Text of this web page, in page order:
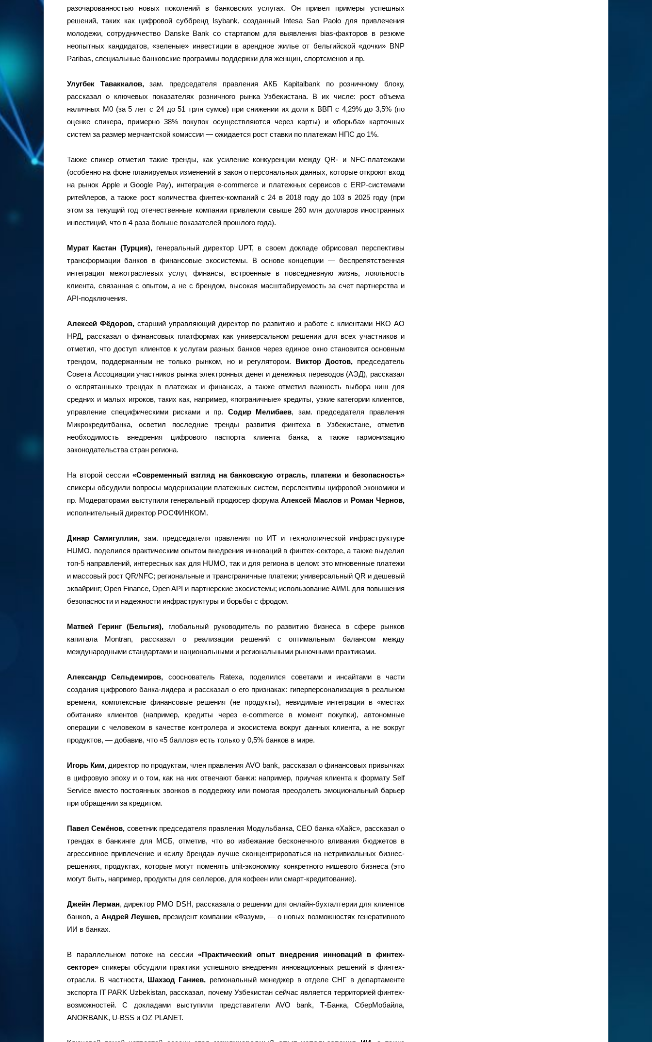
разочарованностью новых поколений в банковских услугах. Он привел примеры успешных
решений, таких как цифровой суббренд Isybank, созданный Intesa San Paolo для привлечения
молодежи, сотрудничество Danske Bank со стартапом для выявления bias-факторов в резюме
неопытных кандидатов, «зеленые» инвестиции в арендное жилье от бельгийской «дочки» BNP
Paribas, специальные банковские программы поддержки для женщин, спортсменов и пр.
Улугбек Таваккалов,зам. председателя правления АКБ Kapitalbank по розничному блоку,
рассказал о ключевых показателях розничного рынка Узбекистана. В их числе: рост объема
наличных М0 (за 5 лет с 24 до 51 трлн сумов) при снижении их доли к ВВП с 4,29% до 3,5% (по
оценке спикера, примерно 38% покупок осуществляются через карты) и «борьба» карточных
систем за размер мерчантской комиссии — ожидается рост ставки по платежам НПС до 1%.
Также спикер отметил такие тренды, как усиление конкуренции между QR- и NFC-платежами
(особенно на фоне планируемых изменений в закон о персональных данных, которые откроют вход
на рынок Apple и Google Pay), интеграция e-commerce и платежных сервисов с ERP-системами
ритейлеров, а также рост количества финтех-компаний с 24 в 2018 году до 103 в 2025 году (при
этом за текущий год отечественные компании привлекли свыше 260 млн долларов иностранных
инвестиций, что в 4 раза больше показателей прошлого года).
Мурат Кастан (Турция), генеральный директор UPT, в своем докладе обрисовал перспективы
трансформации банков в финансовые экосистемы. В основе концепции — беспрепятственная
интеграция межотраслевых услуг, финансы, встроенные в повседневную жизнь, лояльность
клиента, связанная с опытом, а не с брендом, высокая масштабируемость за счет партнерства и
API-подключения.
Алексей Фёдоров,старший управляющий директор по развитию и работе с клиентами НКО АО
НРД, рассказал о финансовых платформах как универсальном решении для всех участников и
отметил, что доступ клиентов к услугам разных банков через единое окно становится основным
трендом, поддержанным не только рынком, но и регулятором. Виктор Достов, председатель
Совета Ассоциации участников рынка электронных денег и денежных переводов (АЭД), рассказал
о «спрятанных» трендах в платежах и финансах, а также отметил важность выбора ниш для
средних и малых игроков, таких как, например, «пограничные» кредиты, узкие категории клиентов,
управление специфическими рисками и пр. Содир Мелибаев, зам. председателя правления
Микрокредитбанка, осветил последние тренды развития финтеха в Узбекистане, отметив
необходимость внедрения цифрового паспорта клиента банка, а также гармонизацию
законодательства стран региона.
На второй сессии «Современный взгляд на банковскую отрасль, платежи и безопасность»
спикеры обсудили вопросы модернизации платежных систем, перспективы цифровой экономики и
пр. Модераторами выступили генеральный продюсер форумаАлексей Маслови Роман Чернов,
исполнительный директор РОСФИНКОМ.
Динар Самигуллин,зам. председателя правления по ИТ и технологической инфраструктуре
HUMO, поделился практическим опытом внедрения инноваций в финтех-секторе, а также выделил
топ-5 направлений, интересных как для HUMO, так и для региона в целом: это мгновенные платежи
и массовый рост QR/NFC; региональные и трансграничные платежи; универсальный QR и дешевый
эквайринг; Open Finance, Open API и партнерские экосистемы; использование AI/ML для повышения
безопасности и надежности инфраструктуры и борьбы с фродом.
Матвей Геринг (Бельгия), глобальный руководитель по развитию бизнеса в сфере рынков
капитала Montran, рассказал о реализации решений с оптимальным балансом между
международными стандартами и национальными и региональными рыночными практиками.
Александр Сельдемиров, сооснователь Ratexa, поделился советами и инсайтами в части
создания цифрового банка-лидера и рассказал о его признаках: гиперперсонализация в реальном
времени, комплексные финансовые решения (не продукты), невидимые интеграции в «местах
обитания» клиентов (например, кредиты через e-commerce в момент покупки), автономные
операции с человеком в качестве контролера и экосистема вокруг данных клиента, а не вокруг
продуктов, — добавив, что «5 баллов» есть только у 0,5% банков в мире.
Игорь Ким, директор по продуктам, член правления AVO bank, рассказал о финансовых привычках
в цифровую эпоху и о том, как на них отвечают банки: например, приучая клиента к формату Self
Service вместо постоянных звонков в поддержку или помогая преодолеть эмоциональный барьер
при обращении за кредитом.
Павел Семёнов, советник председателя правления Модульбанка, СЕО банка «Хайс», рассказал о
трендах в банкинге для МСБ, отметив, что во избежание бесконечного вливания бюджетов в
агрессивное привлечение и «силу бренда» лучше сконцентрироваться на нетривиальных бизнес-
решениях, продуктах, которые могут поменять unit-экономику конкретного нишевого бизнеса (это
могут быть, например, продукты для селлеров, для кофеен или смарт-кредитование).
Джейн Лерман, директор PMO DSH, рассказала о решении для онлайн-бухгалтерии для клиентов
банков, а Андрей Леушев, президент компании «Фазум», — о новых возможностях генеративного
ИИ в банках.
В параллельном потоке на сессии «Практический опыт внедрения инноваций в финтех-
секторе»спикеры обсудили практики успешного внедрения инновационных решений в финтех-
отрасли. В частности, Шахзод Ганиев, региональный менеджер в отделе СНГ в департаменте
экспорта IT PARK Uzbekistan, рассказал, почему Узбекистан сейчас является территорией финтех-
возможностей. С докладами выступили представители AVO bank, Т-Банка, СберМобайла,
ANORBANK, U-BSS и OZ PLANET.